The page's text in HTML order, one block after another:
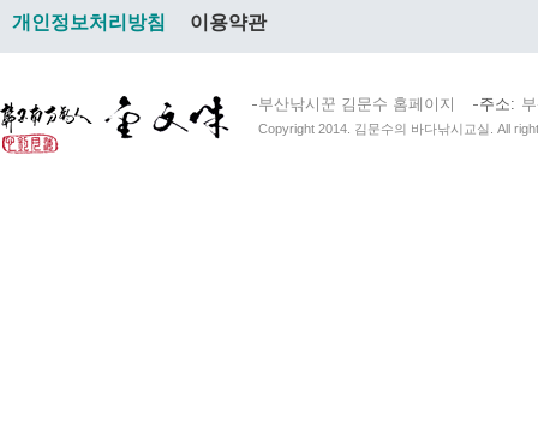
개인정보처리방침 이용약관
부산낚시꾼 김문수 홈페이지 주소
Copyright 2014. 김문수의 바다낚시교실. All